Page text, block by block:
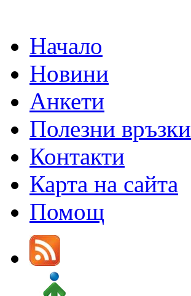
Начало
Новини
Анкети
Полезни връзки
Контакти
Карта на сайта
Помощ